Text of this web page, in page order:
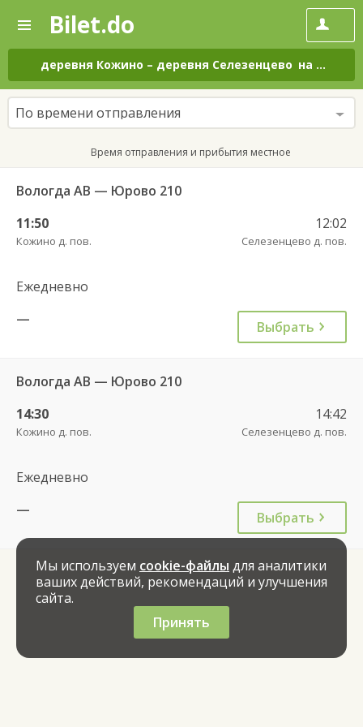
—
Поиск
и
покупка
билетов
на
автобус
онлайн
Bilet.do
деревня Кожино – деревня Селезенцево на все дни
По времени отправления
Время отправления и прибытия местное
Вологда АВ — Юрово 210
11:50
Кожино д. пов.
12:02
Селезенцево д. пов.
Ежедневно
—
Выбрать
Вологда АВ — Юрово 210
14:30
Кожино д. пов.
14:42
Селезенцево д. пов.
Ежедневно
—
Выбрать
Мы используем cookie-файлы для аналитики
ваших действий, рекомендаций и улучшения
сайта.
Принять